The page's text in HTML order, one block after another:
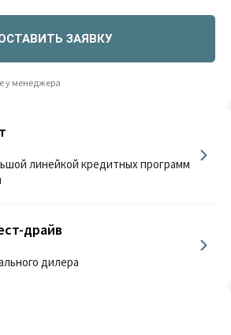
ЗАЯВКУ
у менеджера
линейкой кредитных программ
драйв
дилера